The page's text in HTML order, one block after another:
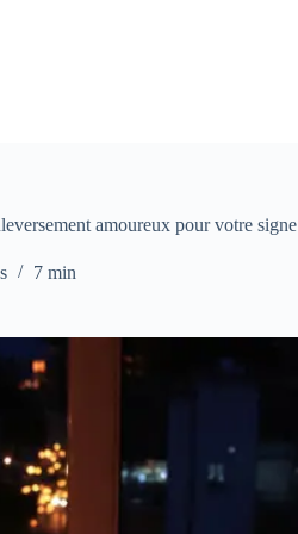
amoureux pour votre signe
7 min